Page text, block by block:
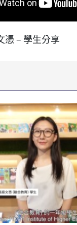
憑 – 學生分享